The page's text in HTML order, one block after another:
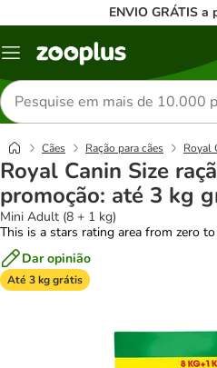
ENVIO GRÁTIS a
Menu
Pesquisar
produtos
Cães Ração para cães Royal
Royal Canin Size
promoção: até 3 kg
Mini Adult (8 + 1 kg)
This is a stars rating area from zero
Dar opinião
Até 3 kg grátis